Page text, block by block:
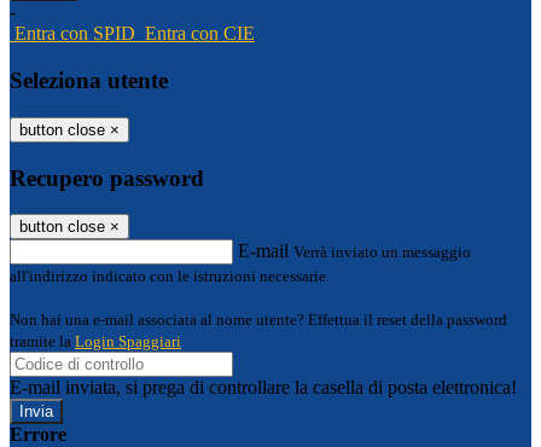
-
Entra con SPID Entra con CIE
Seleziona utente
button close ×
Recupero password
button close ×
E-mail Verrà inviato un messaggio
all'indirizzo indicato con le istruzioni necessarie.
Non hai una e-mail associata al nome utente? Effettua il reset della password
tramite la Login Spaggiari
E-mail inviata, si prega di controllare la casella di posta elettronica!
Errore